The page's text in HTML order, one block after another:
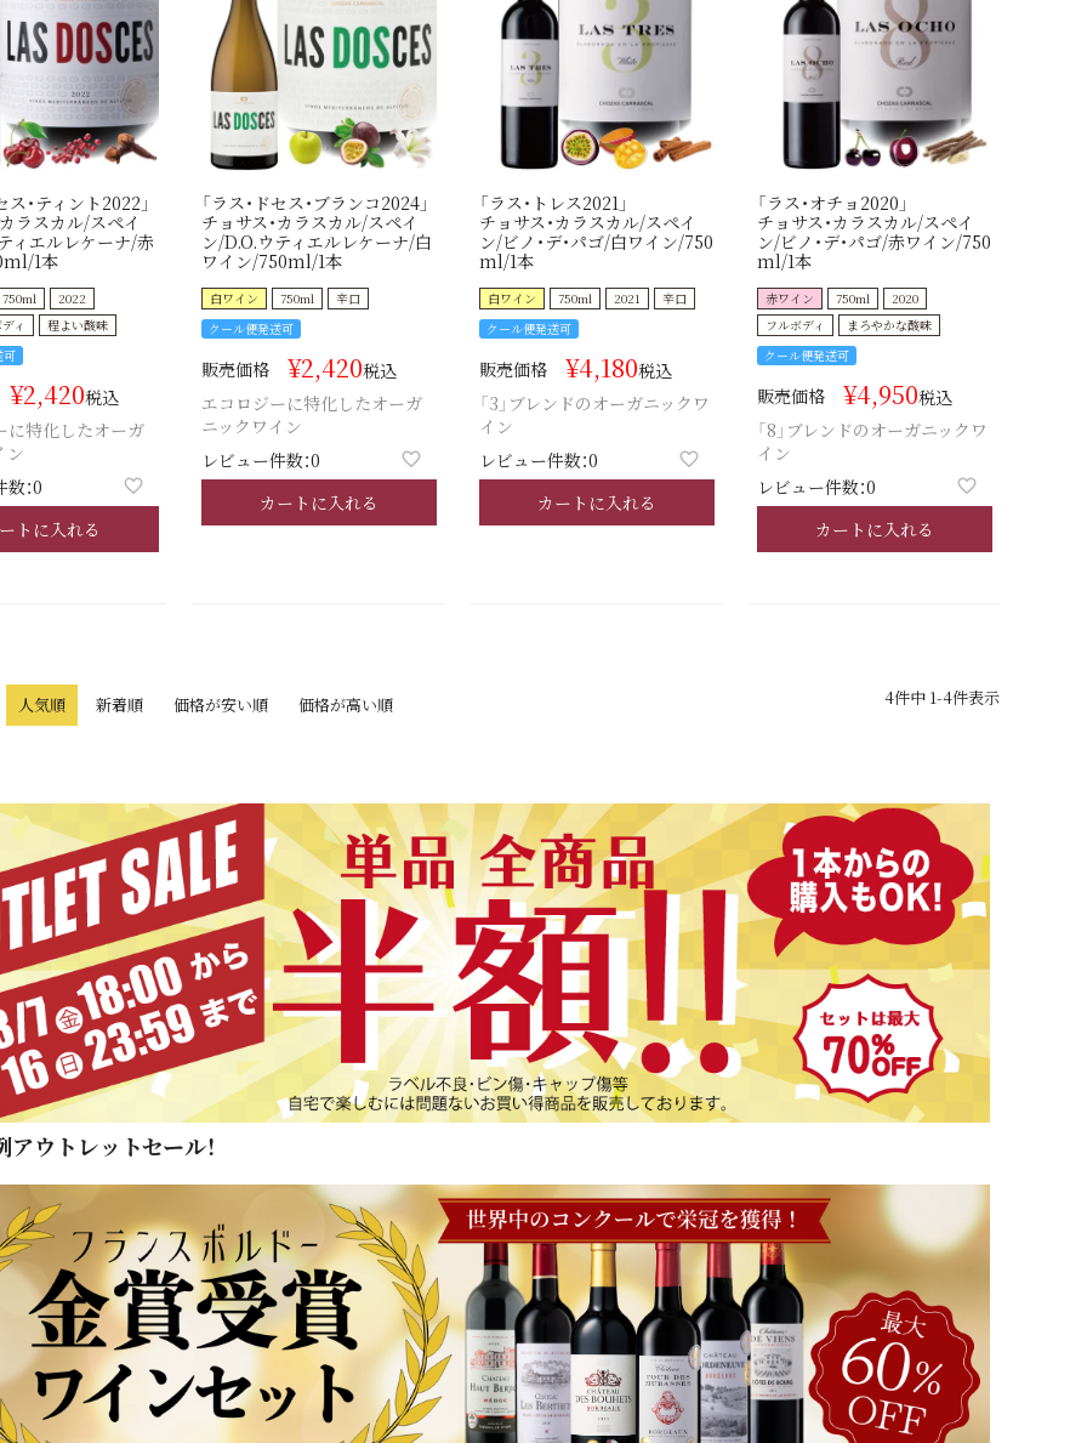
ス・ティント2022」
ラスカル/スペイ
ィエルレケーナ/赤
1本
750ml
2022
ィ
程よい酸味
可
¥2,420税込
に特化したオーガ
ン
：0
トに入れる
「ラス・ドセス・ブランコ2024」
チョサス・カラスカル/スペイ
ン/D.O.ウティエルレケーナ/白
ワイン/750ml/1本
白ワイン 750ml
辛口
クール便発送可
販売価格 ¥2,420税込
エコロジーに特化したオーガ
ニックワイン
レビュー件数：0
カートに入れる
「ラス・トレス2021」
チョサス・カラスカル/スペイ
ン/ビノ・デ・パゴ/白ワイン/750
ml/1本
白ワイン 750ml 2021
辛口
クール便発送可
販売価格 ¥4,180税込
「3」ブレンドのオーガニックワ
イン
レビュー件数：0
カートに入れる
「ラス・オチョ2020」
チョサス・カラスカル/スペイ
ン/ビノ・デ・パゴ/赤ワイン/750
ml/1本
赤ワイン 750ml
2020
フルボディ
まろやかな酸味
クール便発送可
販売価格 ¥4,950税込
「8」ブレンドのオーガニックワ
イン
レビュー件数：0
カートに入れる
人気順 新着順 価格が安い順 価格が高い順 4件中 1-4件表示
アウトレットセール！